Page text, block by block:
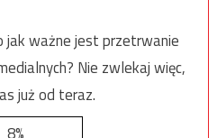
ważne jest przetrwanie
Nie zwlekaj więc,
już od teraz.
8%